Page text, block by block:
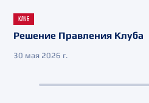
КЛУБ
Решение Правления Клуба
30 мая 2026 г.